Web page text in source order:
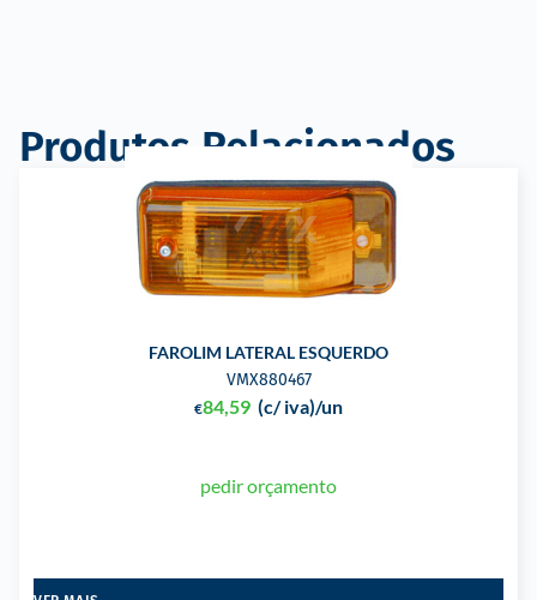
Produtos Relacionados
FAROLIM LATERAL ESQUERDO
VMX880467
€84,59 (c/ iva)/un
pedir orçamento